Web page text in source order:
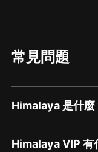
常見問題
Himalaya 是什麼
Himalaya VIP 有